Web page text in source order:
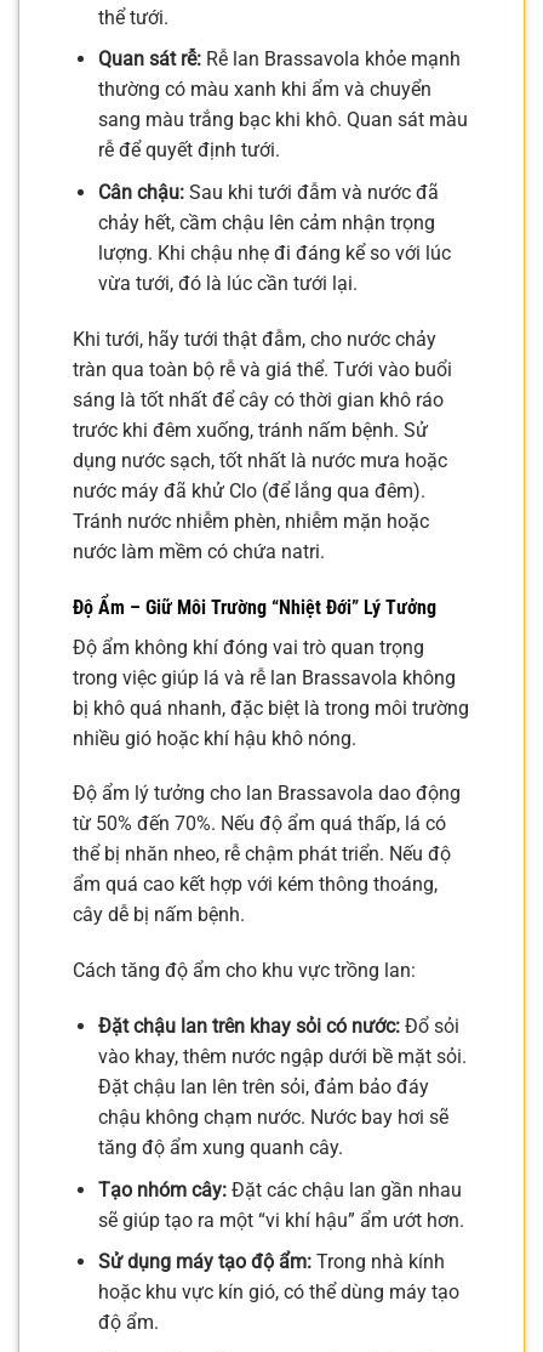
thể tưới.
Quan sát rễ:Rễ lan Brassavola khỏe mạnh
thường có màu xanh khi ẩm và chuyển
sang màu trắng bạc khi khô. Quan sát màu
rễ để quyết định tưới.
Cân chậu:Sau khi tưới đẫm và nước đã
chảy hết, cầm chậu lên cảm nhận trọng
lượng. Khi chậu nhẹ đi đáng kể so với lúc
vừa tưới, đó là lúc cần tưới lại.
Khi tưới, hãy tưới thật đẫm, cho nước chảy
tràn qua toàn bộ rễ và giá thể. Tưới vào buổi
sáng là tốt nhất để cây có thời gian khô ráo
trước khi đêm xuống, tránh nấm bệnh. Sử
dụng nước sạch, tốt nhất là nước mưa hoặc
nước máy đã khử Clo (để lắng qua đêm).
Tránh nước nhiễm phèn, nhiễm mặn hoặc
nước làm mềm có chứa natri.
Độ Ẩm – Giữ Môi Trường “Nhiệt Đới” Lý Tưởng
Độ ẩm không khí đóng vai trò quan trọng
trong việc giúp lá và rễ lan Brassavola không
bị khô quá nhanh, đặc biệt là trong môi trường
nhiều gió hoặc khí hậu khô nóng.
Độ ẩm lý tưởng cho lan Brassavola dao động
từ 50% đến 70%. Nếu độ ẩm quá thấp, lá có
thể bị nhăn nheo, rễ chậm phát triển. Nếu độ
ẩm quá cao kết hợp với kém thông thoáng,
cây dễ bị nấm bệnh.
Cách tăng độ ẩm cho khu vực trồng lan:
Đặt chậu lan trên khay sỏi có nước:Đổ sỏi
vào khay, thêm nước ngập dưới bề mặt sỏi.
Đặt chậu lan lên trên sỏi, đảm bảo đáy
chậu không chạm nước. Nước bay hơi sẽ
tăng độ ẩm xung quanh cây.
Tạo nhóm cây:Đặt các chậu lan gần nhau
sẽ giúp tạo ra một “vi khí hậu” ẩm ướt hơn.
Sử dụng máy tạo độ ẩm:Trong nhà kính
hoặc khu vực kín gió, có thể dùng máy tạo
độ ẩm.